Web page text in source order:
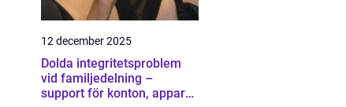
12 december 2025
Dolda integritetsproblem
vid familjedelning –
support för konton, appar